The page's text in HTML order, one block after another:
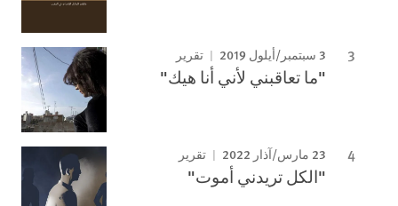
3 سبتمبر/أيلول 2019 تقرير
"ما تعاقبني لأني أنا هيك"
23 مارس/آذار 2022 تقرير
"الكل تريدني أموت"